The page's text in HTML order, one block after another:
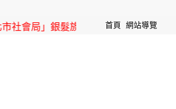
目「高年級超進化」來「三峽老街」
首頁 網站導覽